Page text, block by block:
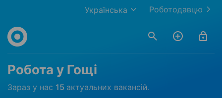
Роботодавцю
Українська
Робота у Гощі
Зараз у нас 15 актуальних вакансій.